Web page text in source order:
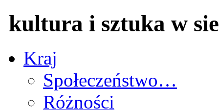
kultura i sztuka w
Kraj
Społeczeństwo…
Różności